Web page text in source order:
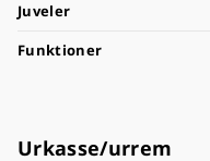
Juveler
Funktioner
Urkasse/urrem